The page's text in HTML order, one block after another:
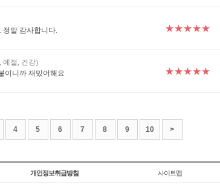
정말 감사합니다.
★★★★★
예절, 건강)
이니까 재밌어해요
★★★★★
4 5 6 7 8 9 10 >
개인정보취급방침 사이트맵